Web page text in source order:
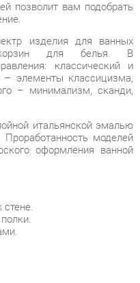
классический и
классицизма,
– минимализм, сканди,
итальянской эмалью
моделей
оформления ванной
информации
отзывам
купить
Огайо 40 15137